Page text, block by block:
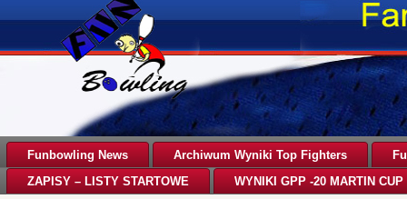
Funbowling News Archiwum Wyniki Top Fighters
ZAPISY – LISTY STARTOWE
WYNIKI GPP -20 MARTIN CUP